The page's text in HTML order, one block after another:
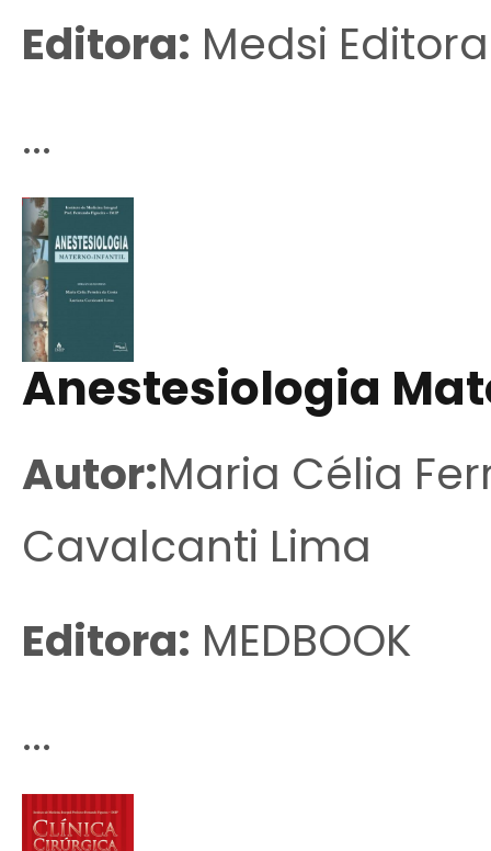
Editora: Medsi
...
Anestesiologia
Autor:Maria Célia
Cavalcanti Lima
Editora: MEDBOOK
...